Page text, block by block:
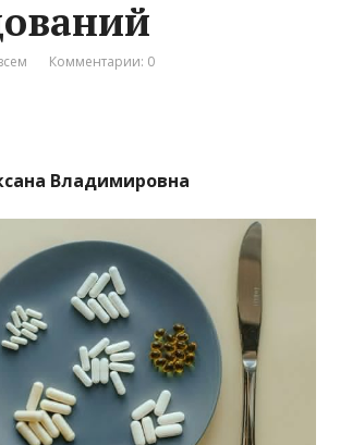
Комментарии: 0
Владимировна